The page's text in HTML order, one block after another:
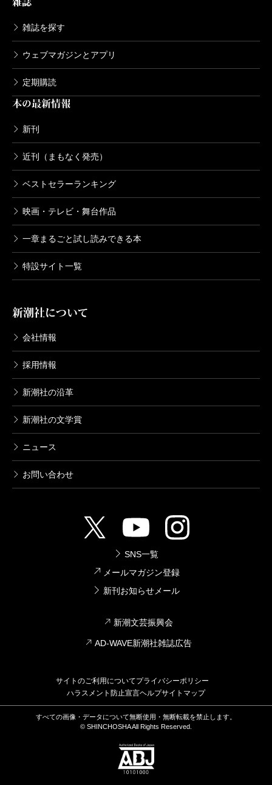
雑誌を探す
ウェブマガジンとアプリ
定期購読
本の最新情報
新刊
近刊（まもなく発売）
ベストセラーランキング
映画・テレビ・舞台作品
一章まるごと試し読みできる本
特設サイト一覧
新潮社について
会社情報
採用情報
新潮社の沿革
新潮社の文学賞
ニュース
お問い合わせ
SNS一覧
メールマガジン登録
新刊お知らせメール
新潮文芸振興会
AD-WAVE新潮社雑誌広告
サイトのご利用についてプライバシーポリシー
ハラスメント防止宣言ヘルプサイトマップ
すべての画像・データについて無断使用・無断転載を禁止します。
© SHINCHOSHA All Rights Reserved.